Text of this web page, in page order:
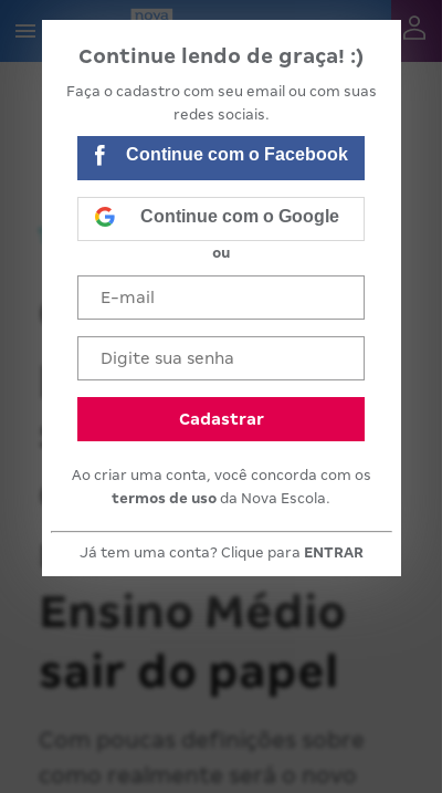
Continue lendo de graça! :)
Faça o cadastro com seu email ou com suas
redes sociais.
Continue com o Facebook
Continue com o Google
ou
Cadastrar
Ao criar uma conta, você concorda com os
termos de uso da Nova Escola.
Já tem uma conta? Clique para ENTRAR
Como não ser
pego de
surpresa
quando a
reforma do
Ensino Médio
sair do papel